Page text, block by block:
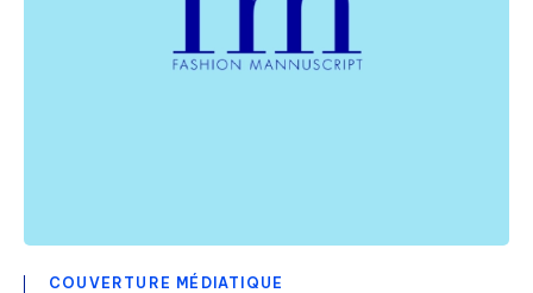
COUVERTURE MÉDIATIQUE